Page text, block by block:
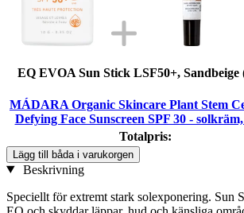
EQ EVOA Sun Stick LSF50+, Sandbeige
MÁDARA Organic Skincare Plant Stem
Defying Face Sunscreen SPF 30 -
Totalpris:
Lägg till båda i varukorgen
Beskrivning
Speciellt för extremt stark solexponering. Sun